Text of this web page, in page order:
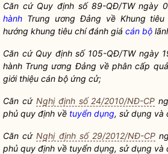
Căn cứ Quy định số 89-QĐ/TW ngày
hành Trung ương Đảng về Khung
hướng khung tiêu chí đánh giá cán bộ
Căn cứ Quy định số 105-QĐ/TW ngày
hành Trung ương Đảng về phân cấp
giới thiệu cán bộ ứng cử;
Căn cứ Nghị định số 24/2010/NĐ-CP
phủ quy định về tuyển dụng, sử dụng và
Căn cứNghị định số 29/2012/NĐ-CP
phủ quy định về tuyển dụng, sử dụng và